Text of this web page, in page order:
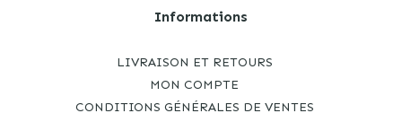
Informations
LIVRAISON ET RETOURS
MON COMPTE
CONDITIONS GÉNÉRALES DE VENTES